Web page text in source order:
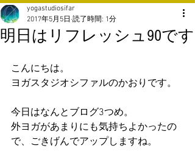
明日はリフレッシュ90です
yogastudiosifar
2017年5月5日 読了時間: 1分
こんにちは。
ヨガスタジオシファルのかおりです。
今日はなんとブログ3つめ。
外ヨガがあまりにも気持ちよかったの
で、ごきげんでアップしますね。